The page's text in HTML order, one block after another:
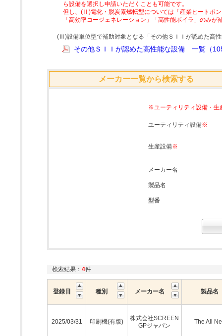
ら設備を選択し申請いただくことも可能です。
但し、(Ⅱ)電化・脱炭素燃転型については「産業ヒートポ
「高効率コージェネレーション」「高性能ボイラ」のみが
(Ⅲ)設備単位型で補助対象となる「その他ＳＩＩが認めた高
その他ＳＩＩが認めた高性能な設備 一覧（
メーカー一覧から検索する
※ユーティリティ設備・生
ユーティリティ設備※
生産設備※
メーカー名
製品名
型番
検索結果： 4件
登録日 種別 メーカー名 製品名
2025/03/31 印刷機(有版)
株式会社SCREEN
GPジャパン
The All